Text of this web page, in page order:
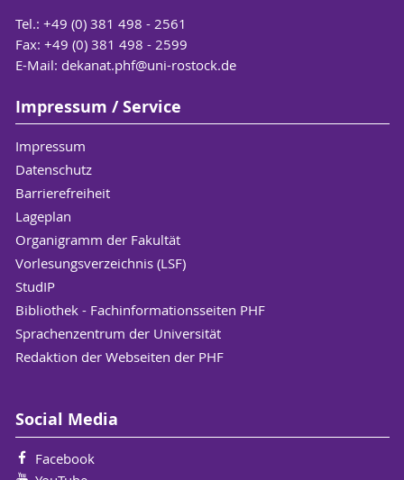
Tel.: +49 (0) 381 498 - 2561
Fax: +49 (0) 381 498 - 2599
E-Mail: dekanat.phf@uni-rostock.de
Impressum / Service
Impressum
Datenschutz
Barrierefreiheit
Lageplan
Organigramm der Fakultät
Vorlesungsverzeichnis (LSF)
StudIP
Bibliothek - Fachinformationsseiten PHF
Sprachenzentrum der Universität
Redaktion der Webseiten der PHF
Social Media
Facebook